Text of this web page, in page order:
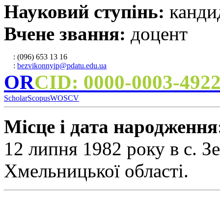
Науковий ступінь:
Вчене звання: доцент
: (096) 653 13 16
: bezvikonnyip@pdatu.edu.ua
ORCID: 0000-0003-
ScholarScopusWOSCV
Місце і дата
12 липня 1982 року в с.
Хмельницької області.